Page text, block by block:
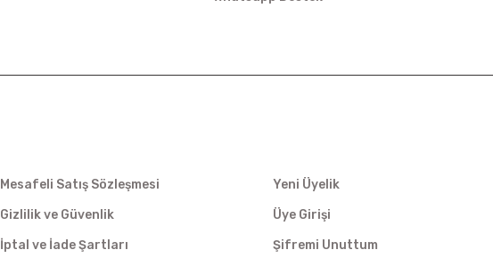
Mesafeli Satış Sözleşmesi
Gizlilik ve Güvenlik
İptal ve İade Şartları
Yeni Üyelik
Üye Girişi
Şifremi Unuttum